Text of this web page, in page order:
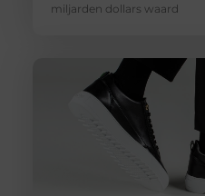
miljarden dollars waard